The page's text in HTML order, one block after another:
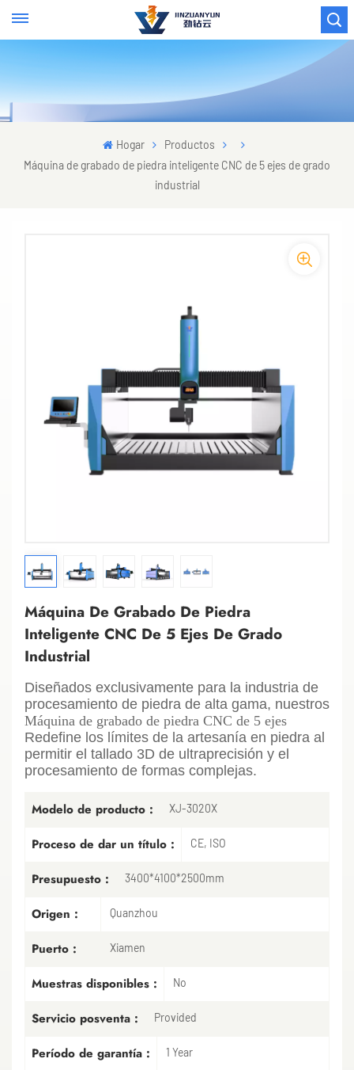
Hogar
Productos
Máquina de grabado de piedra inteligente CNC de 5 ejes de grado
industrial
Máquina De Grabado De Piedra
Inteligente CNC De 5 Ejes De Grado
Industrial
Diseñados exclusivamente para la industria de
procesamiento de piedra de alta gama, nuestros
Máquina de grabado de piedra CNC de 5 ejes
Redefine los límites de la artesanía en piedra al
permitir el tallado 3D de ultraprecisión y el
procesamiento de formas complejas.
Modelo de producto : XJ-3020X
Proceso de dar un título : CE, ISO
Presupuesto : 3400*4100*2500mm
Origen : Quanzhou
Puerto : Xiamen
Muestras disponibles : No
Servicio posventa : Provided
Período de garantía : 1 Year